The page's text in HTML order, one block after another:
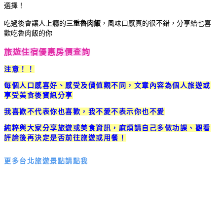
選擇！
吃過後會讓人上癮的三重魯肉飯 ，風味口感真的很不錯，分享給也喜
歡吃魯肉飯的你
旅遊住宿優惠房價查詢
注意！！
每個人口感喜好、感受及價值觀不同，文章內容為個人旅遊或
享受美食後資訊分享
我喜歡不代表你也喜歡，我不愛不表示你也不愛
純粹與大家分享旅遊或美食資訊，麻煩請自己多做功課、觀看
評論後再決定是否前往旅遊或用餐！
更多台北旅遊景點請點我